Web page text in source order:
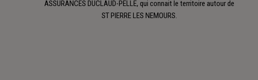
ASSURANCES DUCLAUD-PELLE, qui connait le territoire autour de
ST PIERRE LES NEMOURS.